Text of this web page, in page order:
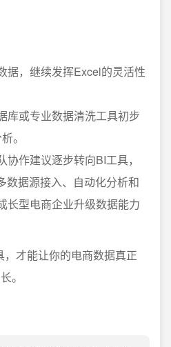
据，继续发挥Excel的灵活性
库或专业数据清洗工具初步
。
作建议逐步转向BI工具，
数据源接入、自动化分析和
长型电商企业升级数据能力
才能让你的电商数据真正
。